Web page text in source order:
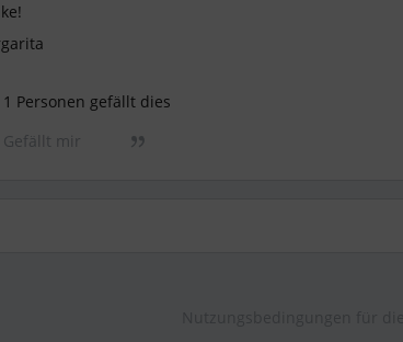
1 Personen gefällt dies
Gefällt mir